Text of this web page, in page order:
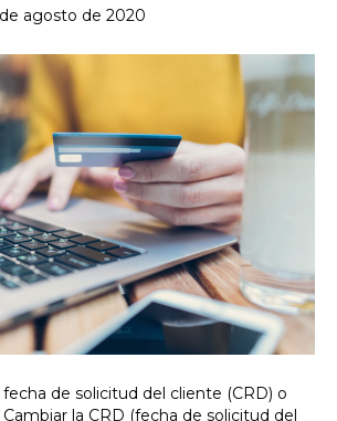
agosto de 2020
de solicitud del cliente (CRD) o
la CRD (fecha de solicitud del